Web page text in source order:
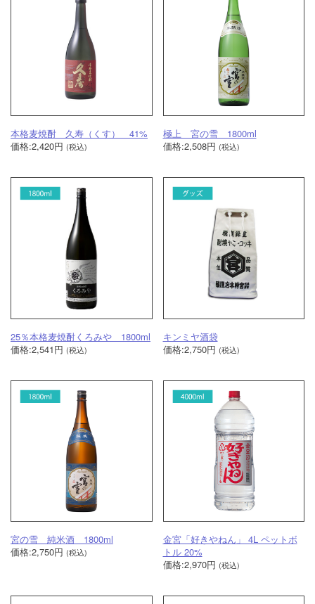
本格麦焼酎 久寿（くす） 41%
価格:2,420円 (税込)
極上 宮の雪 1800ml
価格:2,508円 (税込)
25％本格麦焼酎くろみや 1800ml
価格:2,541円 (税込)
キンミヤ酒袋
価格:2,750円 (税込)
宮の雪 純米酒 1800ml
価格:2,750円 (税込)
金宮「好きやねん」 4L ペットボ
トル 20%
価格:2,970円 (税込)